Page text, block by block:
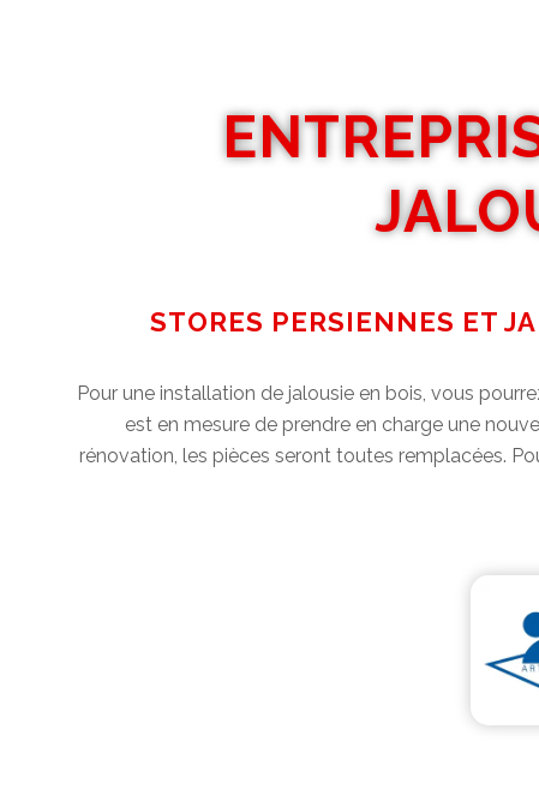
STORES PERSIENNES ET
Pour une installation de jalousie en bois, vous
est en mesure de prendre en charge une
rénovation, les pièces seront toutes remplacées.